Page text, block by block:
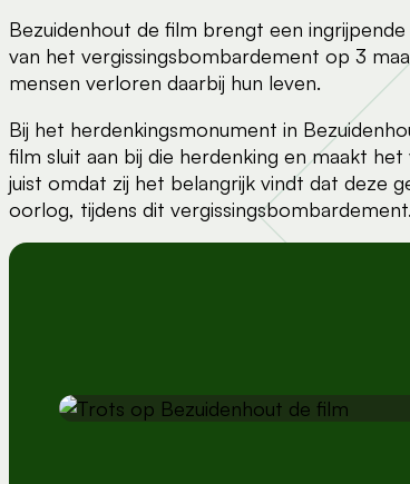
Bezuidenhout de film brengt een
van het vergissingsbombardement op 3
mensen verloren daarbij hun leven.
Bij het herdenkingsmonument in
film sluit aan bij die herdenking en maakt
juist omdat zij het belangrijk vindt dat deze
oorlog, tijdens dit